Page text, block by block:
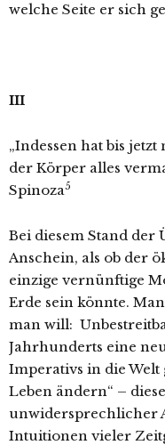
welche Seite er sich
III
„Indessen hat bis
der Körper alles
Spinoza5
Bei diesem Stand der
Anschein, als ob der
einzige vernünftige
Erde sein könnte.
man will:
Jahrhunderts eine
Imperativs in die Welt
Leben ändern“ –
unwidersprechlicher
Intuitionen vieler